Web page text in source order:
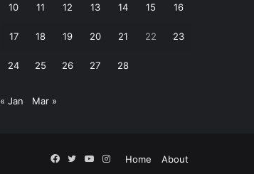
10 11 12 13 14 15 16
17 18 19 20 21 22 23
24 25 26 27 28
« Jan Mar »
Home About
Facebook
TwitterYouTube
Instagram